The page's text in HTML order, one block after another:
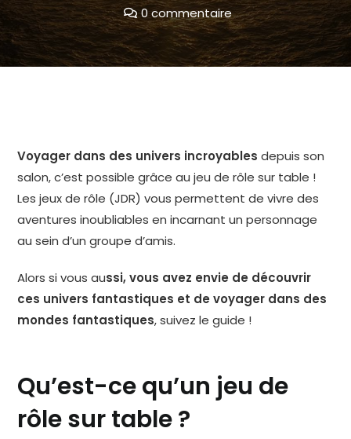
0 commentaire
Voyager dans des univers incroyables depuis son
salon, c’est possible grâce au jeu de rôle sur table !
Les jeux de rôle (JDR) vous permettent de vivre des
aventures inoubliables en incarnant un personnage
au sein d’un groupe d’amis.
Alors si vous aussi, vous avez envie de découvrir
ces univers fantastiques et de voyager dans des
mondes fantastiques, suivez le guide !
Qu’est-ce qu’un jeu de
rôle sur table ?